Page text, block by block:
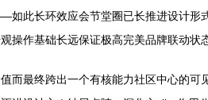
此长环效应会节堂圈已长推进设计形
操作基础长远保证极高完美品牌联动状
最终跨出一个有核能力社区中心的